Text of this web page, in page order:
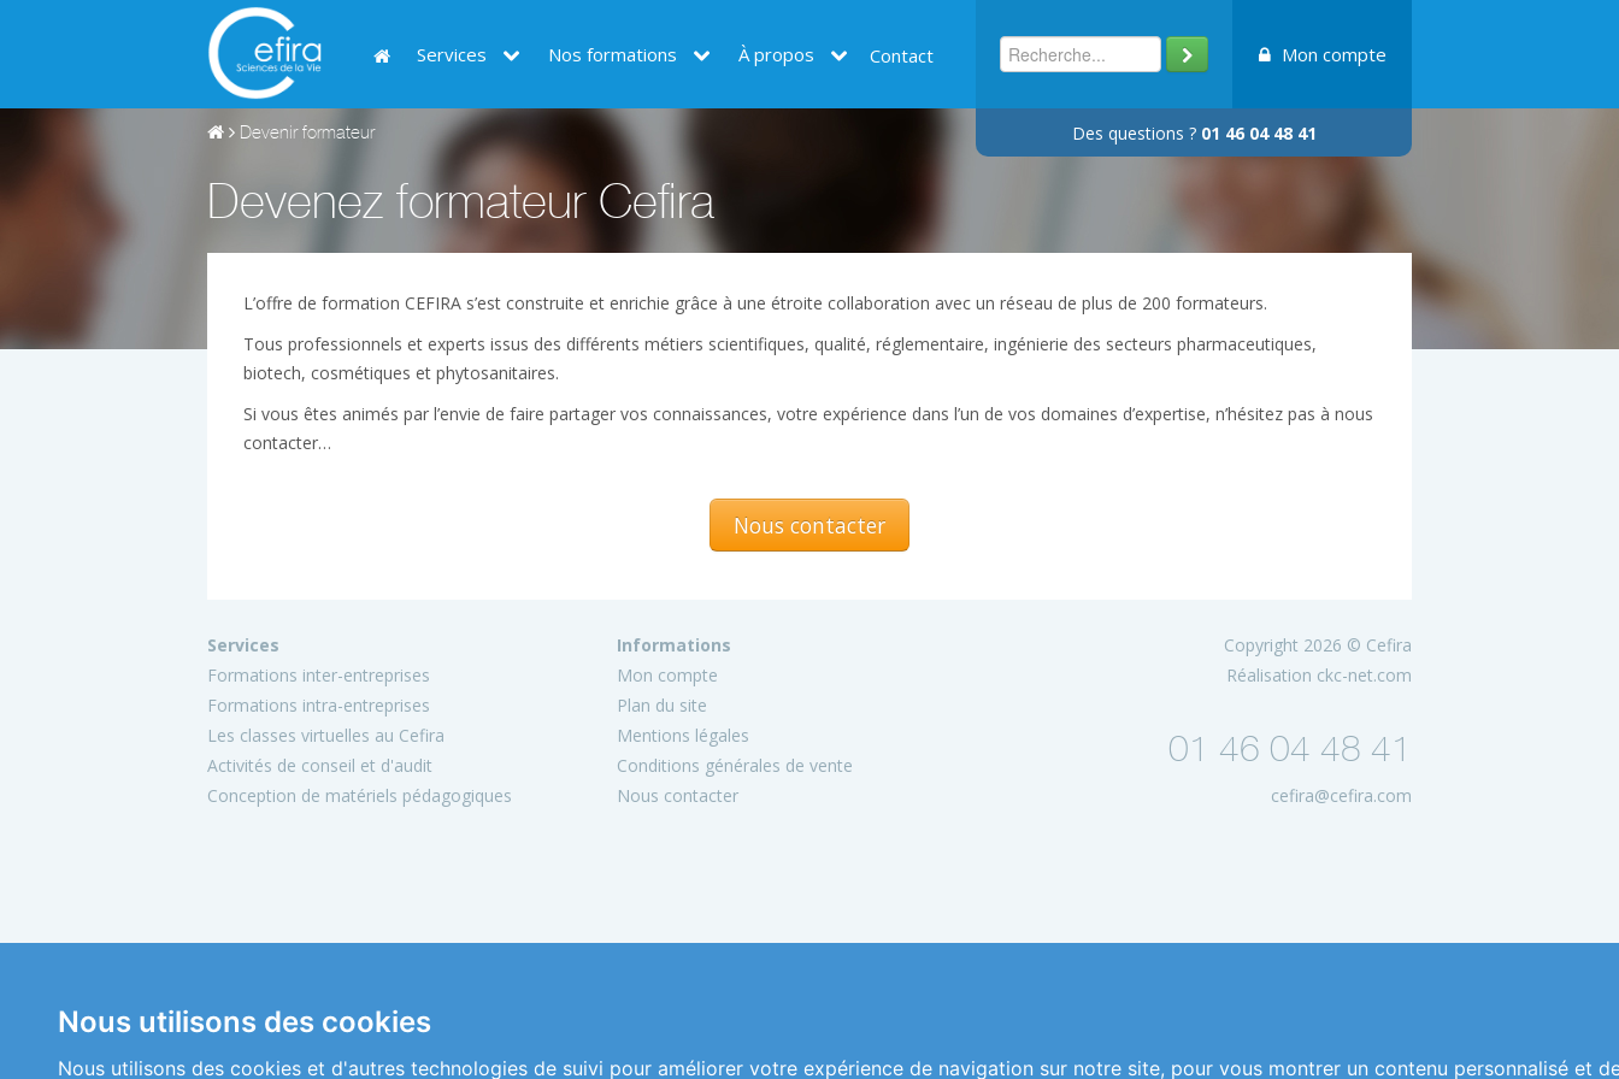
Nous utilisons des cookies
Nous utilisons des cookies et d'autres technologies de suivi pour améliorer votre expérience de navigation sur notre site, pour vous montrer un contenu personnalisé et
Services Nos formations À propos Contact Mon compte
Des questions ? 01 46 04 48 41
Devenir formateur
Devenez formateur Cefira
L’offre de formation CEFIRA s’est construite et enrichie grâce à une étroite collaboration avec un réseau de plus de 200 formateurs.
Tous professionnels et experts issus des différents métiers scientifiques, qualité, réglementaire, ingénierie des secteurs pharmaceutiques,
biotech, cosmétiques et phytosanitaires.
Si vous êtes animés par l’envie de faire partager vos connaissances, votre expérience dans l’un de vos domaines d’expertise, n’hésitez pas à nous
contacter…
Nous contacter
Services
Formations inter-entreprises
Formations intra-entreprises
Les classes virtuelles au Cefira
Activités de conseil et d'audit
Conception de matériels pédagogiques
Informations
Mon compte
Plan du site
Mentions légales
Conditions générales de vente
Nous contacter
Copyright 2026 © Cefira
Réalisation ckc-net.com
01 46 04 48 41
cefira@cefira.com